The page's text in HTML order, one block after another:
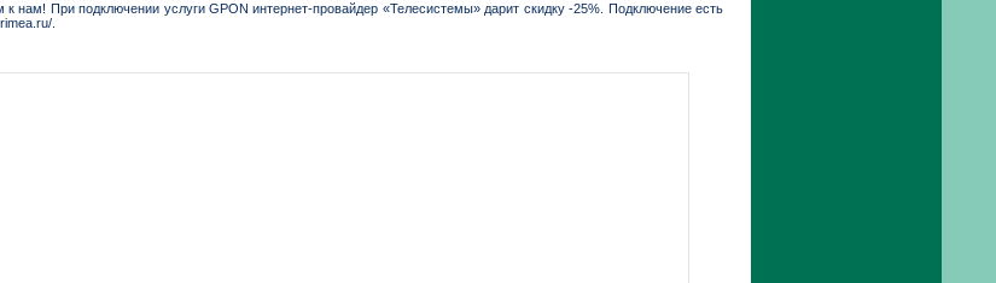
к нам! При подключении услуги GPON интернет-провайдер «Телесистемы» дарит скидку -25%. Подключение есть
.